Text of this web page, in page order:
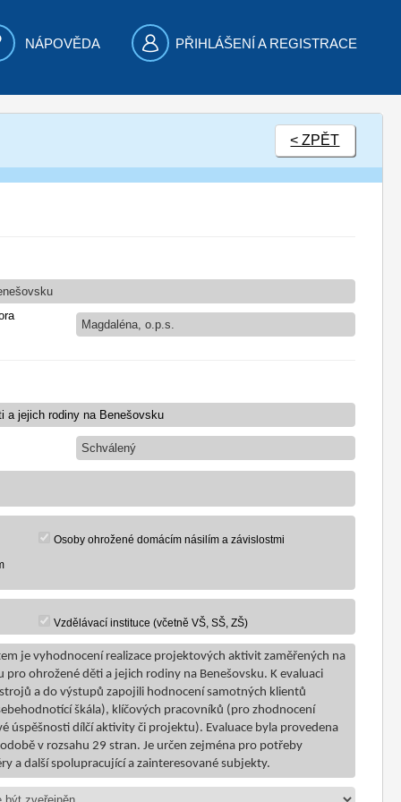
NÁPOVĚDA PŘIHLÁŠENÍ A REGISTRACE
< ZPĚT
Magdaléna, o.p.s.
Schválený
Osoby ohrožené domácím násilím a závislostmi
Vzdělávací instituce (včetně VŠ, SŠ, ZŠ)
je vyhodnocení realizace projektových aktivit zaměřených na
ohrožené děti a jejich rodiny na Benešovsku. K evaluaci
a do výstupů zapojili hodnocení samotných klientů
škála), klíčových pracovníků (pro zhodnocení
úspěšnosti dílčí aktivity či projektu). Evaluace byla provedena
v rozsahu 29 stran. Je určen zejména pro potřeby
a další spolupracující a zainteresované subjekty.